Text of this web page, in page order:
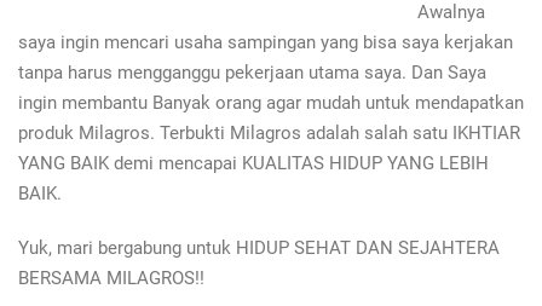
Awalnya
saya ingin mencari usaha sampingan yang bisa saya kerjakan
tanpa harus mengganggu pekerjaan utama saya. Dan Saya
ingin membantu Banyak orang agar mudah untuk mendapatkan
produk Milagros. Terbukti Milagros adalah salah satu IKHTIAR
YANG BAIK demi mencapai KUALITAS HIDUP YANG LEBIH
BAIK.
Yuk, mari bergabung untuk HIDUP SEHAT DAN SEJAHTERA
BERSAMA MILAGROS!!